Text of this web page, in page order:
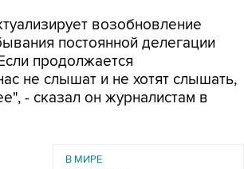
возобновление
постоянной делегации
продолжается
не слышат и не хотят слышать,
- сказал он журналистам в
В МИРЕ